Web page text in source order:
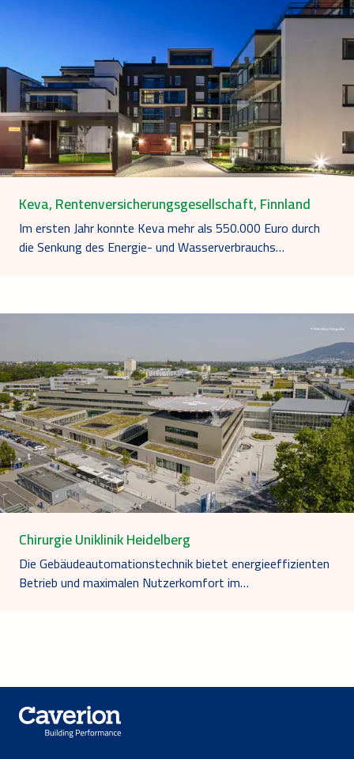
Keva, Rentenversicherungsgesellschaft, Finnland
Im ersten Jahr konnte Keva mehr als 550.000 Euro durch
die Senkung des Energie- und Wasserverbrauchs…
Chirurgie Uniklinik Heidelberg
Die Gebäudeautomationstechnik bietet energieeffizienten
Betrieb und maximalen Nutzerkomfort im…